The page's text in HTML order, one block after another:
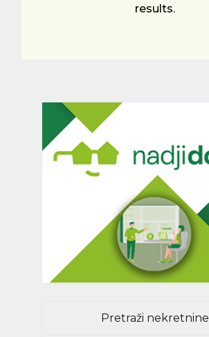
results.
Pretraži nekretnine